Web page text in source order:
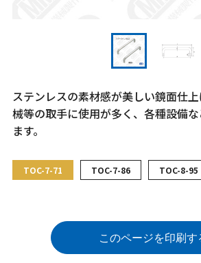
ステンレスの素材感が美しい鏡面仕
械等の取手に使用が多く、各種設備
ます。
TOC-7-71 TOC-7-86 TOC-8-95
このページを印刷す